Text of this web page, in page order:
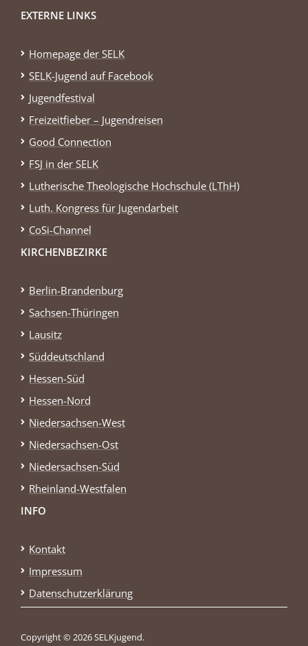
EXTERNE LINKS
Homepage der SELK
SELK-Jugend auf Facebook
Jugendfestival
Freizeitfieber – Jugendreisen
Good Connection
FSJ in der SELK
Lutherische Theologische Hochschule (LThH)
Luth. Kongress für Jugendarbeit
CoSi-Channel
KIRCHENBEZIRKE
Berlin-Brandenburg
Sachsen-Thüringen
Lausitz
Süddeutschland
Hessen-Süd
Hessen-Nord
Niedersachsen-West
Niedersachsen-Ost
Niedersachsen-Süd
Rheinland-Westfalen
INFO
Kontakt
Impressum
Datenschutzerklärung
Copyright © 2026 SELKjugend.